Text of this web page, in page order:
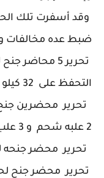
ضبط عده مخالفات
تحرير 5
التحفظ على 32 كيلو لحوم.
تحرير محضرين
2 علبه شحم و 3 علب تمر زنه 1 كيلو.
تحرير محضر جنحه